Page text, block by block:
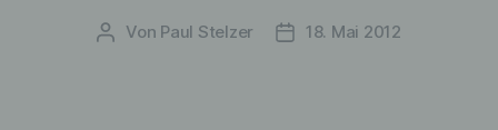
Beitragsautor
Von Paul Stelzer Veröffentlichungsdatum
18. Mai 2012